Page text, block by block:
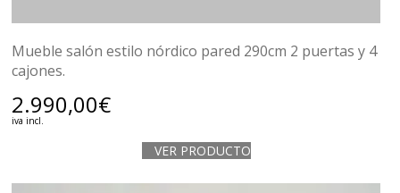
Mueble salón estilo nórdico pared 290cm 2 puertas y 4
cajones.
2.990,00€
iva incl.
VER PRODUCTO